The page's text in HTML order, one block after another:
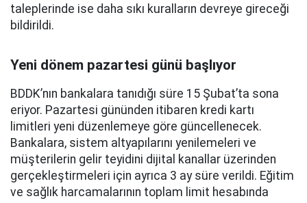
taleplerinde ise daha sıkı kuralların devreye gireceği
bildirildi.
Yeni dönem pazartesi günü başlıyor
BDDK’nın bankalara tanıdığı süre 15 Şubat’ta sona
eriyor. Pazartesi gününden itibaren kredi kartı
limitleri yeni düzenlemeye göre güncellenecek.
Bankalara, sistem altyapılarını yenilemeleri ve
müşterilerin gelir teyidini dijital kanallar üzerinden
gerçekleştirmeleri için ayrıca 3 ay süre verildi. Eğitim
ve sağlık harcamalarının toplam limit hesabında